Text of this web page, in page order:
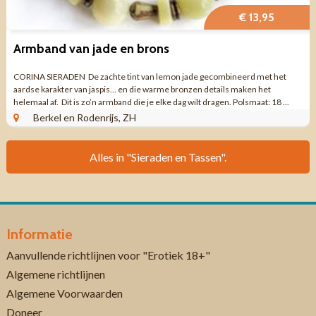
€ 13,95
Armband van jade en brons
CORINA SIERADEN De zachte tint van lemon jade gecombineerd met het
aardse karakter van jaspis… en die warme bronzen details maken het
helemaal af. Dit is zo’n armband die je elke dag wilt dragen. Polsmaat: 18 ...
Berkel en Rodenrijs, ZH
Alles in "Sieraden en Tassen".
Informatie
Aanvullende richtlijnen voor "Erotiek 18+"
Algemene richtlijnen
Algemene Voorwaarden
Doneer